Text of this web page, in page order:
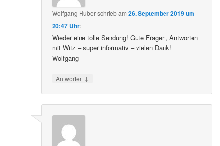
Wolfgang Huberschriebam26. September 2019 um
20:47 Uhr:
Wieder eine tolle Sendung! Gute Fragen, Antworten
mit Witz – super informativ – vielen Dank!
Wolfgang
Antworten ↓